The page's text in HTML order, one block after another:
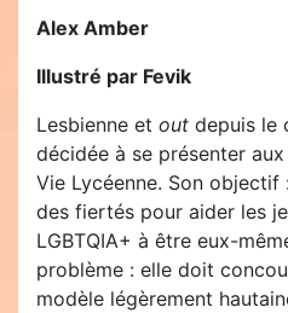
Alex Amber
Illustré par Fevik
Lesbienne et out depuis le
décidée à se présenter
Vie Lycéenne. Son objectif
des fiertés pour aider les
LGBTQIA+ à être eux-
problème : elle doit
modèle légèrement